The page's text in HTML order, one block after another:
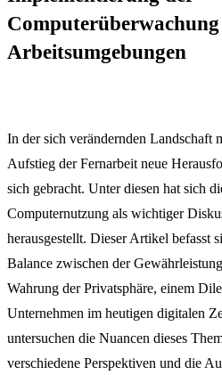
Arbeitsumgebungen
In der sich verändernden Landschaft
Aufstieg der Fernarbeit neue
sich gebracht. Unter diesen hat sich
Computernutzung als wichtiger
herausgestellt. Dieser Artikel befasst
Balance zwischen der
Wahrung der Privatsphäre, einem
Unternehmen im heutigen digitalen
untersuchen die Nuancen dieses
verschiedene Perspektiven und die